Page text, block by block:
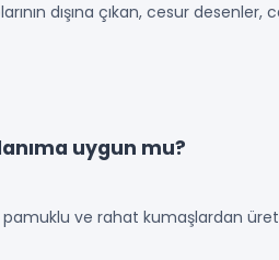
dışına çıkan, cesur
uygun mu?
ve rahat kumaşlardan